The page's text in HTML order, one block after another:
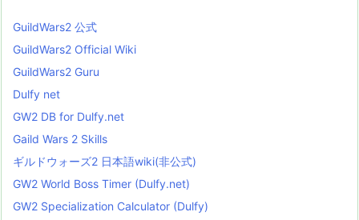
GuildWars2 公式
GuildWars2 Official Wiki
GuildWars2 Guru
Dulfy net
GW2 DB for Dulfy.net
Gaild Wars 2 Skills
ギルドウォーズ2 日本語wiki(非公式)
GW2 World Boss Timer (Dulfy.net)
GW2 Specialization Calculator (Dulfy)